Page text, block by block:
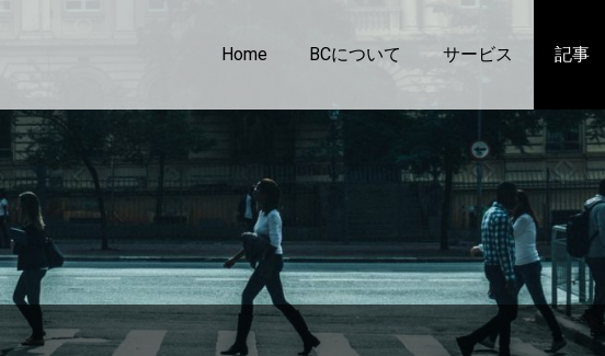
Home BCについて サービス 記事